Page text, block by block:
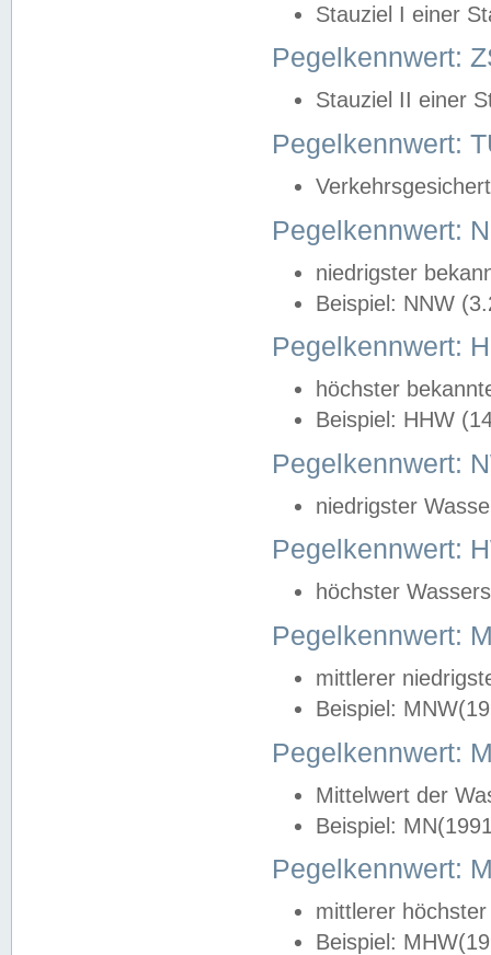
Stauziel I einer
Pegelkennwert:
Stauziel II einer
Pegelkennwert:
Pegelkennwert:
niedrigster
Beispiel: NNW
Pegelkennwert:
höchster
Beispiel: HHW
Pegelkennwert:
niedrigster
Pegelkennwert:
höchster
Pegelkennwert:
mittlerer
Beispiel:
Pegelkennwert:
Mittelwert der
Beispiel:
Pegelkennwert:
mittlerer
Beispiel: